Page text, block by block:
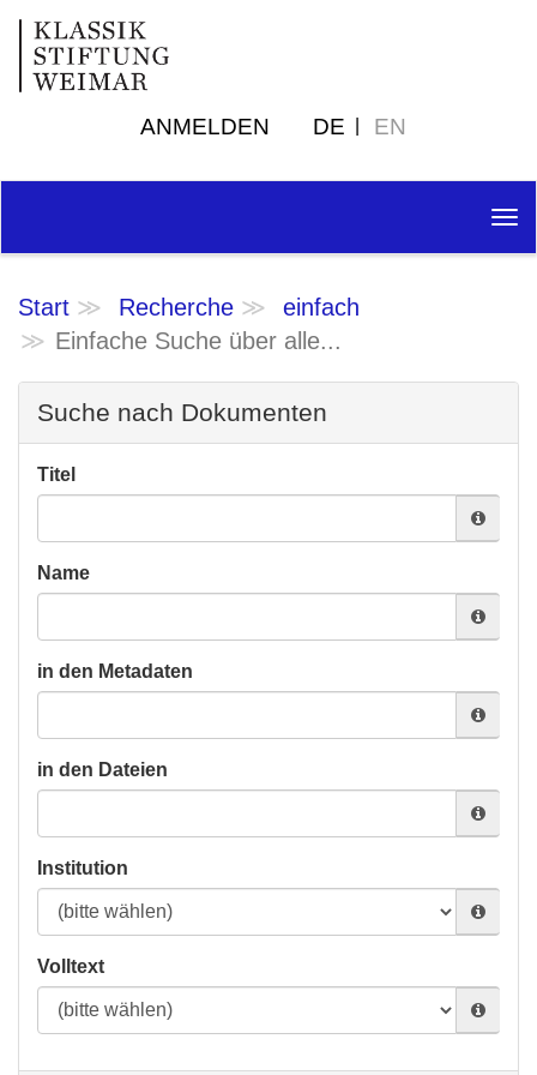
ANMELDEN DE EN
Start Recherche
einfach
Einfache Suche über alle...
Suche nach Dokumenten
Titel
Name
in den Metadaten
in den Dateien
Institution
Volltext